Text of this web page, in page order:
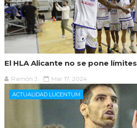
El HLA Alicante no se pone límites
Ramón J. Mar 17, 2024
ACTUALIDAD LUCENTUM